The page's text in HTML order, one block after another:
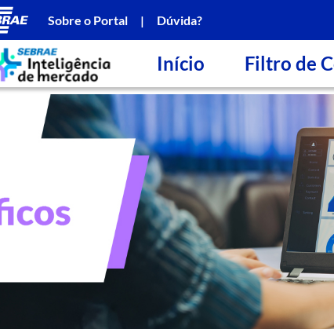
Sobre o Portal | Dúvida?
Início Filtro de